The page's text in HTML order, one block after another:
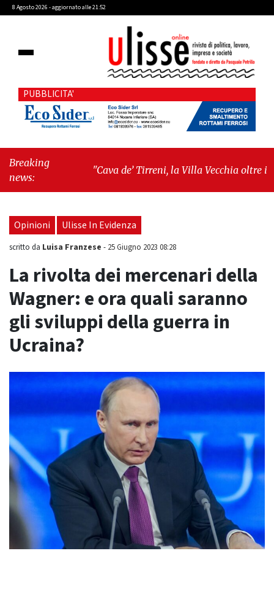
8 Agosto 2026 - aggiornato alle 21:52
PUBBLICITA'
Breaking
news:
"Cava de’ Tirreni, la Villa Vecchia oltre i
seduta consiliare: “Serve chiarezza!”"
Opinioni Ulisse In Evidenza
scritto da Luisa Franzese - 25 Giugno 2023 08:28
La rivolta dei mercenari della
Wagner: e ora quali saranno
gli sviluppi della guerra in
Ucraina?